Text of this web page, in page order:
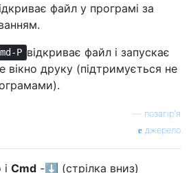
файл у програмі за
P відкриває файл і запускає
вікно друку (підтримується не
позагір'я
джерело
Cmd -⬇ (стрілка вниз)